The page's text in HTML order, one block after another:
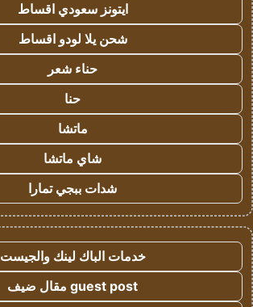
ايتونز سعودي اقساط
شحن يلا لودو اقساط
حناء شعر
حنا
ماتشا
شاي ماتشا
شدات ببجي تمارا
خدمات الباك لينك والجيست
guest post مقال ضيف